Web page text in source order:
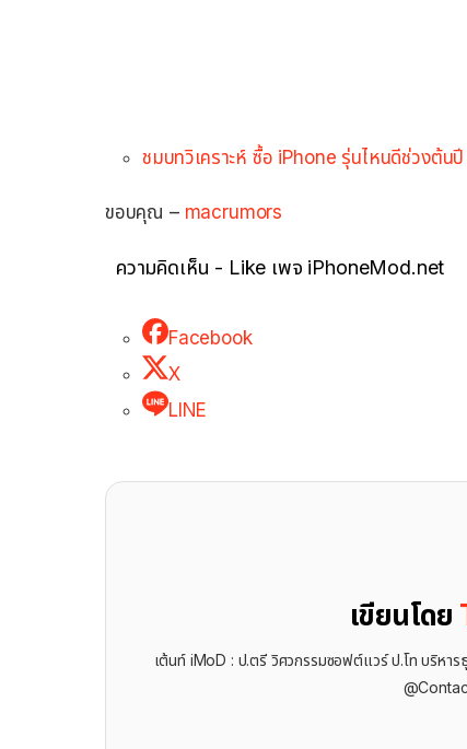
ชมบทวิเคราะห์ ซื้อ iPhone รุ่นไหนดีช่วงต้น
ขอบคุณ – macrumors
ความคิดเห็น - Like เพจ iPhoneMod.net
Facebook
X
LINE
เขียนโดย
เต้นท์ iMoD : ป.ตรี วิศวกรรมซอฟต์แวร์ ป.โท บริหา